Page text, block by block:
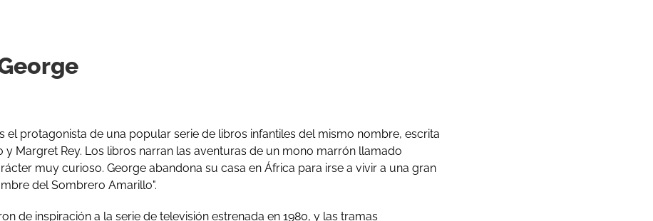
el protagonista de una popular serie de libros infantiles del mismo nombre, escrita
y Margret Rey. Los libros narran las aventuras de un mono marrón llamado
muy curioso. George abandona su casa en África para irse a vivir a una gran
del Sombrero Amarillo".
de inspiración a la serie de televisión estrenada en 1980, y las tramas